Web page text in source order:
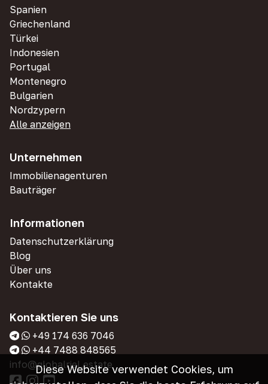
Spanien
Griechenland
Türkei
Indonesien
Portugal
Montenegro
Bulgarien
Nordzypern
Alle anzeigen
Unternehmen
Immobilienagenturen
Bauträger
Informationen
Datenschutzerklärung
Blog
Über uns
Kontakte
Kontaktieren Sie uns
+49 174 636 7046
+44 7488 848565
info@globalriel.estate
Diese Website verwendet Cookies, um